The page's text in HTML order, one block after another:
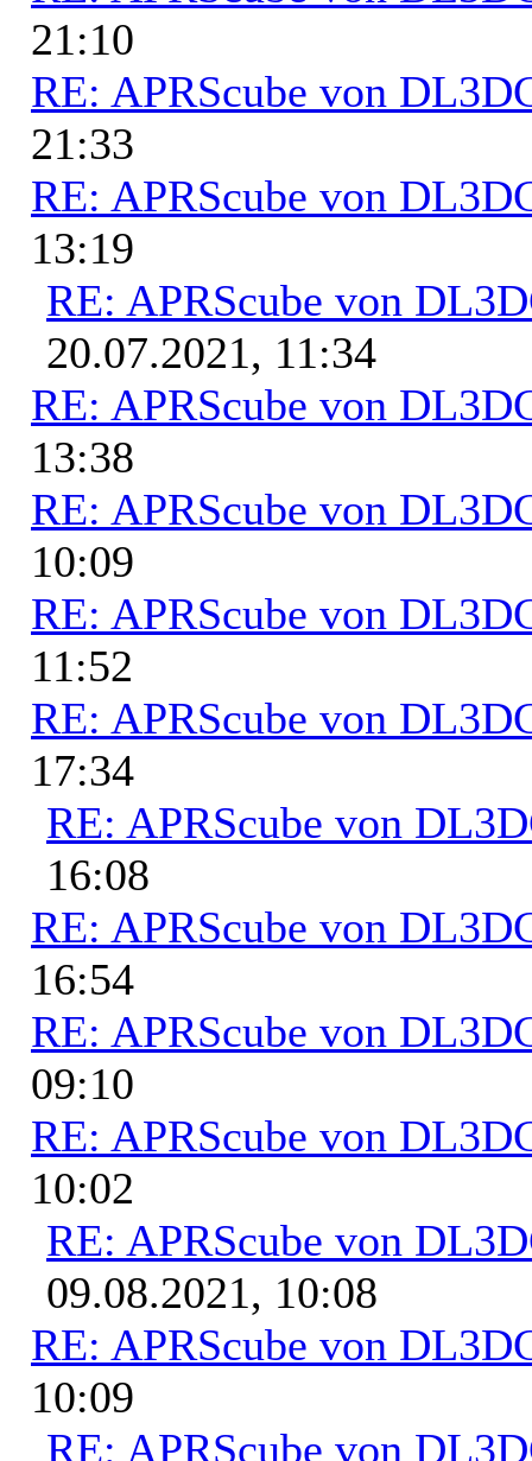
21:10
RE: APRScube von
21:33
RE: APRScube von
13:19
RE: APRScube von
20.07.2021, 11:34
RE: APRScube von
13:38
RE: APRScube von
10:09
RE: APRScube von
11:52
RE: APRScube von
17:34
RE: APRScube von
16:08
RE: APRScube von
16:54
RE: APRScube von
09:10
RE: APRScube von
10:02
RE: APRScube von
09.08.2021, 10:08
RE: APRScube von
10:09
RE: APRScube von